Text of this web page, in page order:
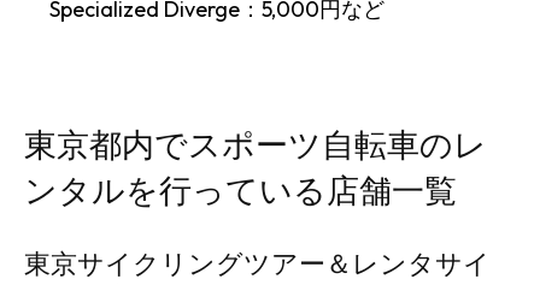
Specialized Diverge：5,000円など
東京都内でスポーツ自転車のレ
ンタルを行っている店舗一覧
東京サイクリングツアー＆レンタサイ